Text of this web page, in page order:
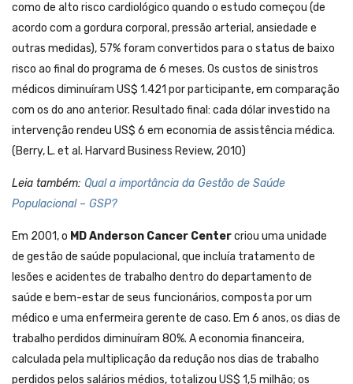
como de alto risco cardiológico quando o estudo começou (de
acordo com a gordura corporal, pressão arterial, ansiedade e
outras medidas), 57% foram convertidos para o status de baixo
risco ao final do programa de 6 meses. Os custos de sinistros
médicos diminuíram US$ 1.421 por participante, em comparação
com os do ano anterior. Resultado final: cada dólar investido na
intervenção rendeu US$ 6 em economia de assistência médica.
(Berry, L. et al. Harvard Business Review, 2010)
Leia também: Qual a importância da Gestão de Saúde
Populacional – GSP?
Em 2001, o MD Anderson Cancer Centercriou uma unidade
de gestão de saúde populacional, que incluía tratamento de
lesões e acidentes de trabalho dentro do departamento de
saúde e bem-estar de seus funcionários, composta por um
médico e uma enfermeira gerente de caso. Em 6 anos, os dias de
trabalho perdidos diminuíram 80%. A economia financeira,
calculada pela multiplicação da redução nos dias de trabalho
perdidos pelos salários médios, totalizou US$ 1,5 milhão; os